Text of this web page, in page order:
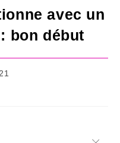
avec un
bon début